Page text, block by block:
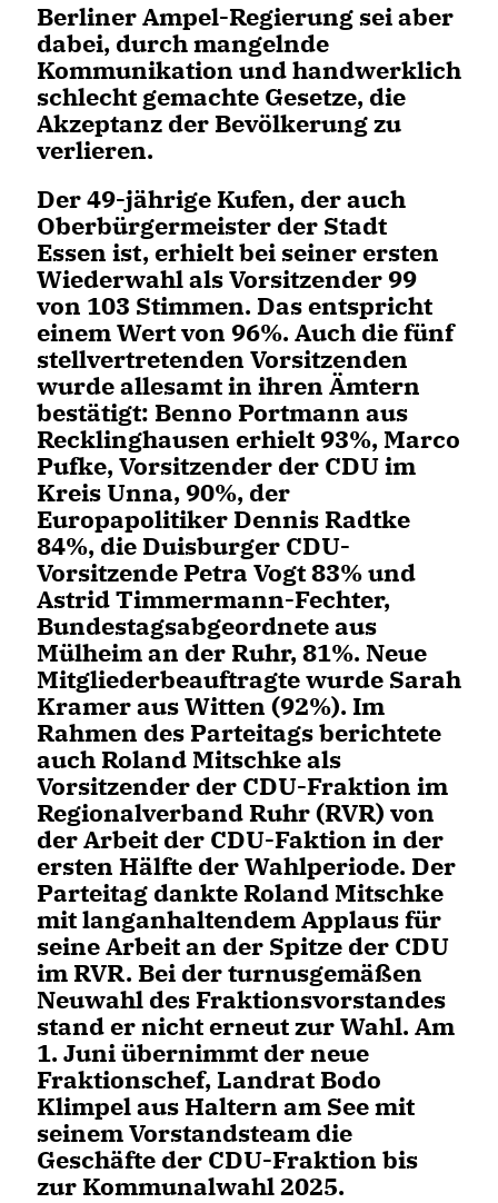
Berliner Ampel-Regierung sei aber
dabei, durch mangelnde
Kommunikation und handwerklich
schlecht gemachte Gesetze, die
Akzeptanz der Bevölkerung zu
verlieren.
Der 49-jährige Kufen, der auch
Oberbürgermeister der Stadt
Essen ist, erhielt bei seiner ersten
Wiederwahl als Vorsitzender 99
von 103 Stimmen. Das entspricht
einem Wert von 96%. Auch die fünf
stellvertretenden Vorsitzenden
wurde allesamt in ihren Ämtern
bestätigt: Benno Portmann aus
Recklinghausen erhielt 93%, Marco
Pufke, Vorsitzender der CDU im
Kreis Unna, 90%, der
Europapolitiker Dennis Radtke
84%, die Duisburger CDU-
Vorsitzende Petra Vogt 83% und
Astrid Timmermann-Fechter,
Bundestagsabgeordnete aus
Mülheim an der Ruhr, 81%. Neue
Mitgliederbeauftragte wurde Sarah
Kramer aus Witten (92%). Im
Rahmen des Parteitags berichtete
auch Roland Mitschke als
Vorsitzender der CDU-Fraktion im
Regionalverband Ruhr (RVR) von
der Arbeit der CDU-Faktion in der
ersten Hälfte der Wahlperiode. Der
Parteitag dankte Roland Mitschke
mit langanhaltendem Applaus für
seine Arbeit an der Spitze der CDU
im RVR. Bei der turnusgemäßen
Neuwahl des Fraktionsvorstandes
stand er nicht erneut zur Wahl. Am
1. Juni übernimmt der neue
Fraktionschef, Landrat Bodo
Klimpel aus Haltern am See mit
seinem Vorstandsteam die
Geschäfte der CDU-Fraktion bis
zur Kommunalwahl 2025.